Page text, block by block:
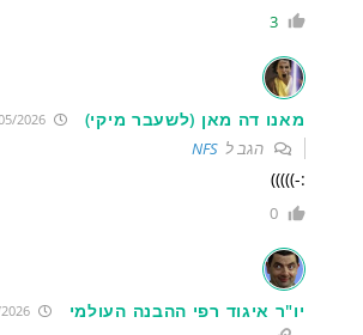
3
מאנו דה מאן (לשעבר מיקי) 12/05/2026 19:44:11
הגב לNFS
:-)))))
0
יו"ר איגוד רפי ההבנה העולמי 12/05/2026 22:22:15